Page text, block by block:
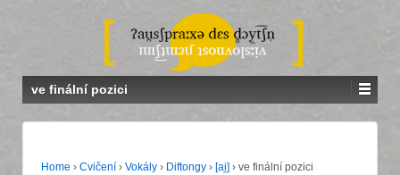
ve finální pozici
Home › Cvičení › Vokály › Diftongy › [ai̯] › ve finální pozici